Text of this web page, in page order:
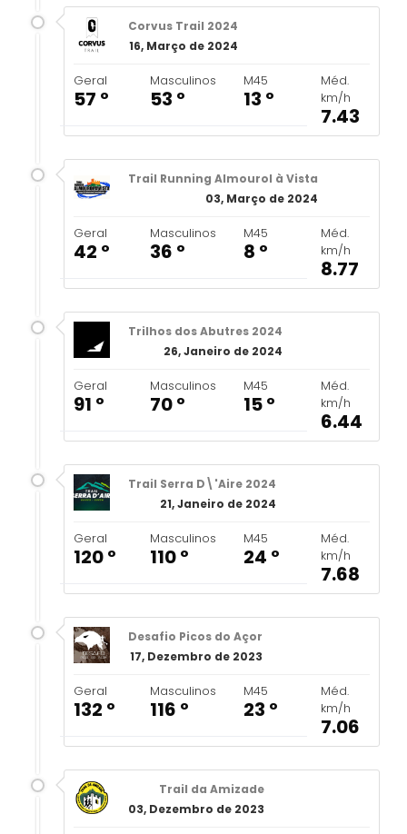
Corvus Trail 2024
16, Março de 2024
Geral
57 º
Masculinos
53 º
M45
13 º
Méd.
km/h
7.43
Trail Running Almourol à Vista
03, Março de 2024
Geral
42 º
Masculinos
36 º
M45
8 º
Méd.
km/h
8.77
Trilhos dos Abutres 2024
26, Janeiro de 2024
Geral
91 º
Masculinos
70 º
M45
15 º
Méd.
km/h
6.44
Trail Serra D\'Aire 2024
21, Janeiro de 2024
Geral
120 º
Masculinos
110 º
M45
24 º
Méd.
km/h
7.68
Desafio Picos do Açor
17, Dezembro de 2023
Geral
132 º
Masculinos
116 º
M45
23 º
Méd.
km/h
7.06
Trail da Amizade
03, Dezembro de 2023